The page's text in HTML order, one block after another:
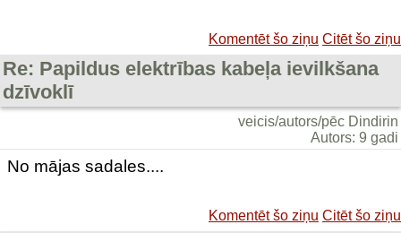
Komentēt šo ziņu Citēt šo ziņu
Re: Papildus elektrības kabeļa ievilkšana
dzīvoklī
veicis/autors/pēc Dindirin
Autors: 9 gadi
No mājas sadales....
Komentēt šo ziņu Citēt šo ziņu